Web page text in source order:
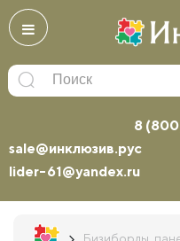
8
sale@инклюзив.рус
lider-61@yandex.ru
Бизиборды,